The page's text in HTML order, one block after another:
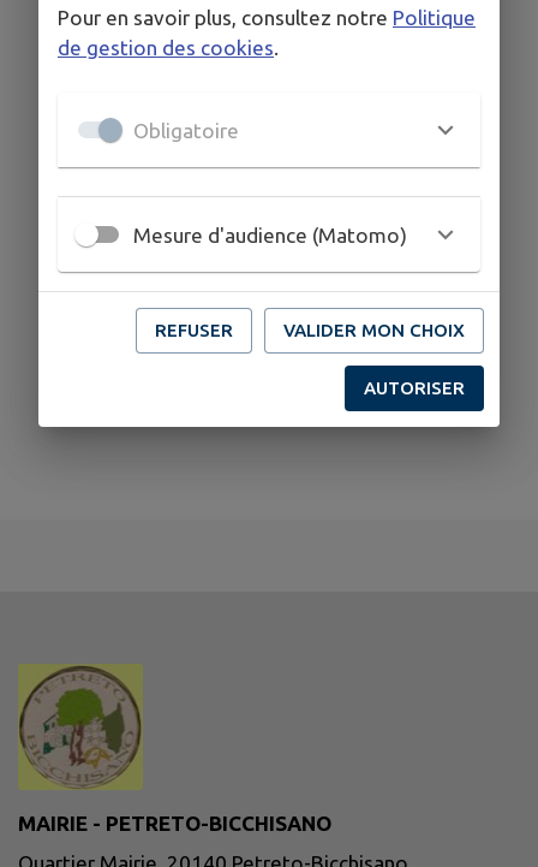
Bicchisano 20140 Petreto-Bicchisano
MAIRIE - PETRETO-BICCHISANO
Pour en savoir plus, consultez notre Politique
de gestion des cookies.
Obligatoire
Mesure d'audience (Matomo)
REFUSER VALIDER MON CHOIX
AUTORISER